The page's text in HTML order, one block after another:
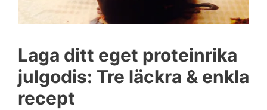
Laga ditt eget proteinrika
julgodis: Tre läckra & enkla
recept